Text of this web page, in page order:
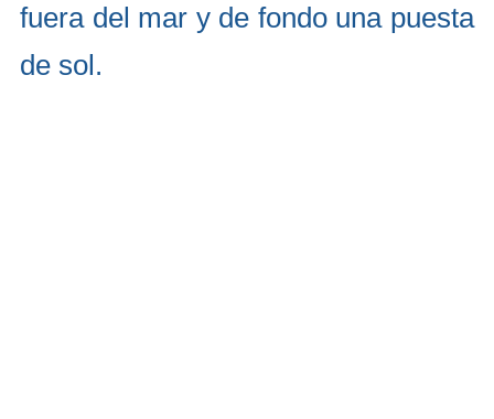
fuera del mar y de fondo una puesta
de sol.